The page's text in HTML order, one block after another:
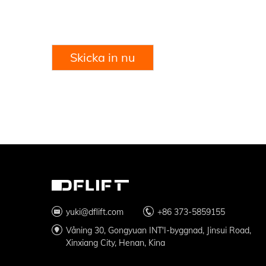
Skicka in nu
yuki@dflift.com
+86 373-5859155
Våning 30, Gongyuan INT'I-byggnad, Jinsui Road,
Xinxiang City, Henan, Kina